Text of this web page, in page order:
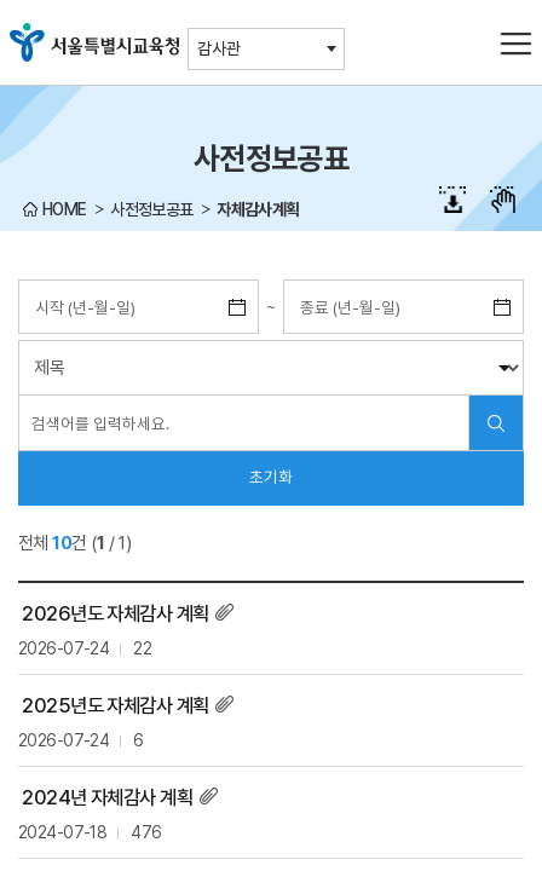
감사관
사전정보공표
HOME 사전정보공표 자체감사계획
전체10건 (1 / 1)
~
2026년도 자체감사 계획
2026-07-24 22
2025년도 자체감사 계획
2026-07-24 6
2024년 자체감사 계획
2024-07-18 476